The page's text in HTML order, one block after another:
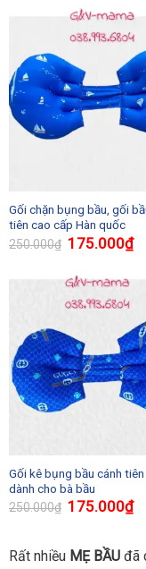
Gối chặn bụng bầu, gối
tiên cao cấp Hàn quốc
250.000₫ 175.000₫
Gối kê bụng bầu cánh
dành cho bà bầu
250.000₫ 175.000₫
Rất nhiều MẸ BẦU đã